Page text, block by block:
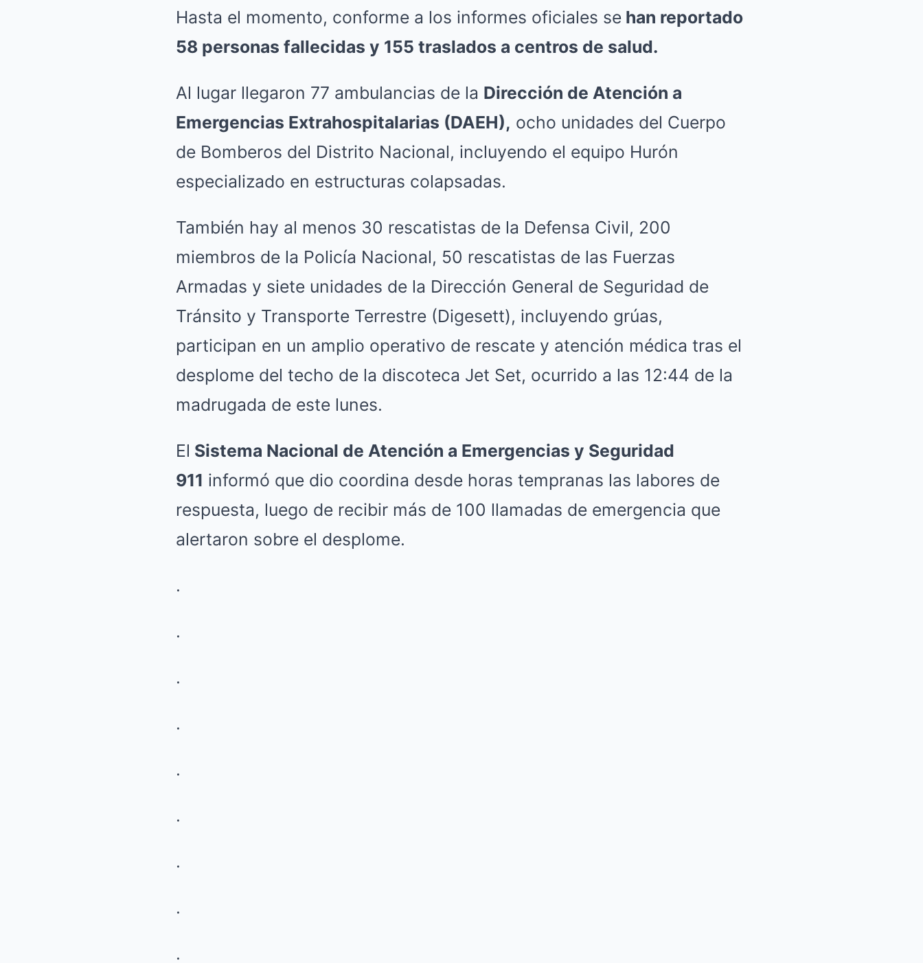
Hasta el momento, conforme a los informes oficiales se han reportado
58 personas fallecidas y 155 traslados a centros de salud.
Al lugar llegaron 77 ambulancias de la Dirección de Atención a
Emergencias Extrahospitalarias (DAEH), ocho unidades del Cuerpo
de Bomberos del Distrito Nacional, incluyendo el equipo Hurón
especializado en estructuras colapsadas.
También hay al menos 30 rescatistas de la Defensa Civil, 200
miembros de la Policía Nacional, 50 rescatistas de las Fuerzas
Armadas y siete unidades de la Dirección General de Seguridad de
Tránsito y Transporte Terrestre (Digesett), incluyendo grúas,
participan en un amplio operativo de rescate y atención médica tras el
desplome del techo de la discoteca Jet Set, ocurrido a las 12:44 de la
madrugada de este lunes.
El Sistema Nacional de Atención a Emergencias y Seguridad
911 informó que dio coordina desde horas tempranas las labores de
respuesta, luego de recibir más de 100 llamadas de emergencia que
alertaron sobre el desplome.
.
.
.
.
.
.
.
.
.